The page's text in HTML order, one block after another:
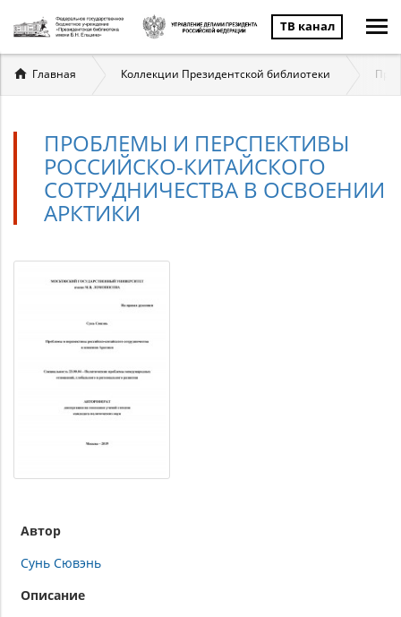
ТВ канал
Вы
здесь
Главная Коллекции Президентской библиотеки
ПРОБЛЕМЫ И ПЕРСПЕКТИВЫ
РОССИЙСКО-КИТАЙСКОГО
СОТРУДНИЧЕСТВА В ОСВОЕНИИ
АРКТИКИ
Автор
Сунь Сювэнь
Описание